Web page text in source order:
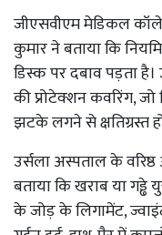
जीएसवीएम मेडिकल
कुमार ने बताया कि
डिस्क पर दबाव पड़ता है।
की प्रोटेक्शन कवरिंग, जो
झटके लगने से क्षतिग्रस्त
उर्सला अस्पताल के
बताया कि खराब या
के जोड़ के लिगामेंट,